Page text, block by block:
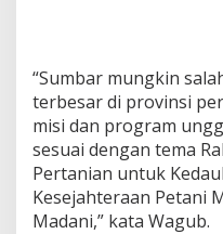
“Sumbar mungkin
terbesar di provinsi
misi dan program
sesuai dengan tema
Pertanian untuk
Kesejahteraan Petani
Madani,” kata Wagub.